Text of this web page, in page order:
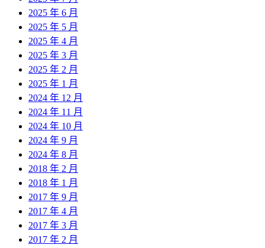
2025 年 6 月
2025 年 5 月
2025 年 4 月
2025 年 3 月
2025 年 2 月
2025 年 1 月
2024 年 12 月
2024 年 11 月
2024 年 10 月
2024 年 9 月
2024 年 8 月
2018 年 2 月
2018 年 1 月
2017 年 9 月
2017 年 4 月
2017 年 3 月
2017 年 2 月